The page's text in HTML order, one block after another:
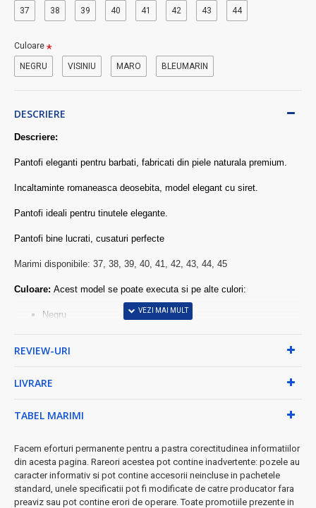
37 38 39 40 41 42 43 44
Culoare
NEGRU VISINIU MARO BLEUMARIN
DESCRIERE
Descriere:
Pantofi eleganti pentru barbati, fabricati din piele naturala premium.
Incaltaminte romaneasca deosebita, model elegant cu siret.
Pantofi ideali pentru tinutele elegante.
Pantofi bine lucrati, cusaturi perfecte
Marimi disponibile: 37, 38, 39, 40, 41, 42, 43, 44, 45
Culoare: Acest model se poate executa si pe alte culori:
Negru
Pantofi disponibili si pe alte tipuri de piele, cum ar fi:
Piele lacuita
Piele intoarsa
Pantofii sunt fabricati la Suceava.
BRAND: Ciucaleti Top Shoes
REVIEW-URI
LIVRARE
TABEL MARIMI
Facem eforturi permanente pentru a pastra corectitudinea informatiilor
din acesta pagina. Rareori acestea pot contine inadvertente: pozele au
caracter informativ si pot contine accesorii neincluse in pachetele
standard, unele specificatii pot fi modificate de catre producator fara
preaviz sau pot contine erori de operare. Toate promotiile prezente in